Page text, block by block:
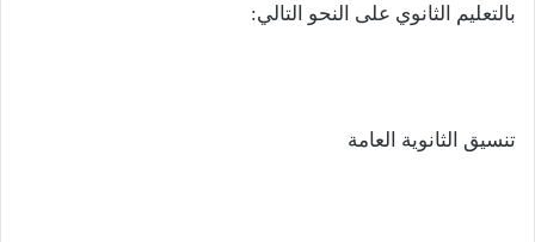
بالتعليم الثانوي على النحو التالي:
تنسيق الثانوية العامة